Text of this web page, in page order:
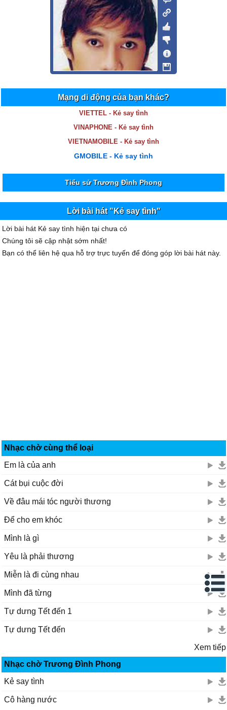
Mạng di động của bạn khác?
VIETTEL - Kẻ say tình
VINAPHONE - Kẻ say tình
VIETNAMOBILE - Kẻ say tình
GMOBILE - Kẻ say tình
Tiểu sử Trương Đình Phong
Lời bài hát "Kẻ say tình"
Lời bài hát Kẻ say tình hiện tại chưa có
Chúng tôi sẽ cập nhật sớm nhất!
Bạn có thể liên hệ qua hỗ trợ trực tuyến để đóng góp lời bài hát này.
Nhạc chờ cùng thể loại
Em là của anh
Cát bụi cuộc đời
Về đâu mái tóc người thương
Để cho em khóc
Mình là gì
Yêu là phải thương
Miễn là đi cùng nhau
Mình đã từng
Tự dưng Tết đến 1
Tự dưng Tết đến
Xem tiếp
Nhạc chờ Trương Đình Phong
Kẻ say tình
Cô hàng nước